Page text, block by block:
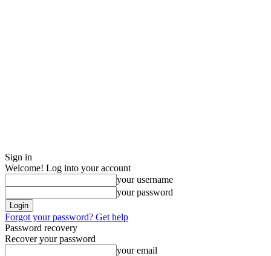
Sign in
Welcome! Log into your account
your username
your password
Forgot your password? Get help
Password recovery
Recover your password
your email